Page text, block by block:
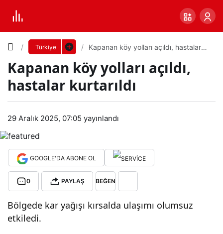
Türkiye
Kapanan köy yolları açıldı, hastalar
Kapanan köy yolları açıldı,
hastalar kurtarıldı
29 Aralık 2025, 07:05 yayınlandı
GOOGLE'DA ABONE OL
0 PAYLAŞ BEĞEN
Bölgede kar yağışı kırsalda ulaşımı olumsuz
etkiledi.
Kap
n
köy
yoll
Yazı
Boyutunu
Küçük 100% Dev
Varsayılana
dön